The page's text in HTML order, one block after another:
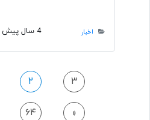
اخبار 4 سال پیش
۲ ۳
۶۴ »Next Page